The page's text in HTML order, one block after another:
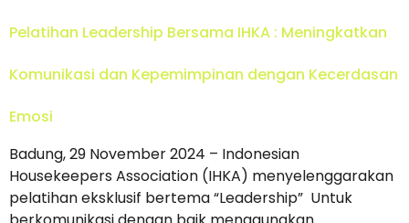
Pelatihan Leadership Bersama IHKA : Meningkatkan
Komunikasi dan Kepemimpinan dengan Kecerdasan
Emosi
Badung, 29 November 2024 – Indonesian
Housekeepers Association (IHKA) menyelenggarakan
pelatihan eksklusif bertema “Leadership” Untuk